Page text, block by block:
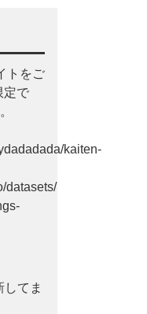
トをご
定で
kaiten-
datasets/
てま